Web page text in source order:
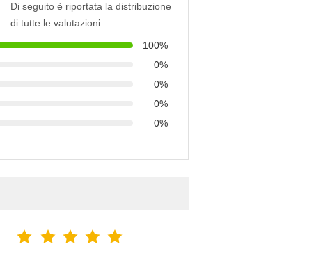
Di seguito è riportata la distribuzione
di tutte le valutazioni
100%
0%
0%
0%
0%